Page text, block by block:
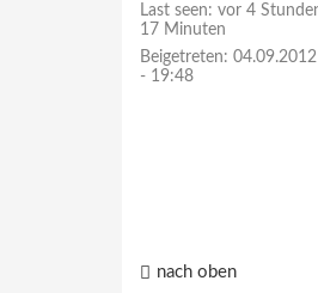
Last seen: vor 4
17 Minuten
Beigetreten: 04.09.2012
- 19:48
nach oben